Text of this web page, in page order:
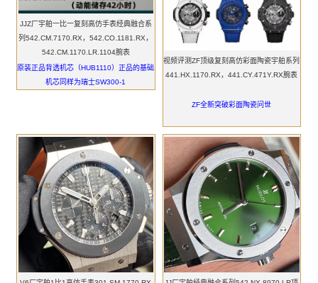
JJZ厂宇舶一比一复刻高仿手表经典融合系
列542.CM.7170.RX，542.CO.1181.RX，
542.CM.1170.LR.1104腕表
原装正品背透机芯（HUB1110）正品的基础
机芯同样为瑞士SW300-1
视频评测ZF顶级复刻高仿彩面陶瓷宇舶系列
441.HX.1170.RX，441.CY.471Y.RX腕表
ZF全新突破彩面陶瓷问世